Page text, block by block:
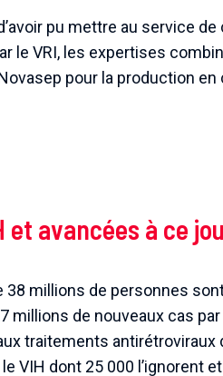
pu mettre au service
le VRI, les expertises
pour la production
et avancées à ce
38 millions de personnes
millions de nouveaux cas
traitements antirétroviraux
VIH dont 25 000 l’ignorent